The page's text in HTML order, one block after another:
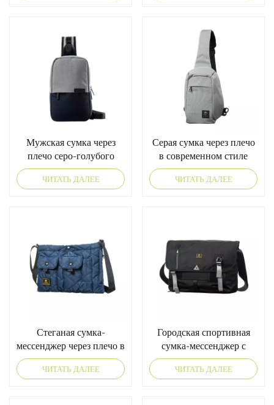
Мужская сумка через
плечо серо-голубого
цвета с продуманной
системой хранения.
ЧИТАТЬ ДАЛЕЕ
Серая сумка через плечо
в современном стиле
«деловой повседневный»
ЧИТАТЬ ДАЛЕЕ
Стеганая сумка-
мессенджер через плечо в
уличном стиле с мягкой
нейлоновой подкладкой.
ЧИТАТЬ ДАЛЕЕ
Городская спортивная
сумка-мессенджер с
уличным дизайном и
вместительным
ЧИТАТЬ ДАЛЕЕ